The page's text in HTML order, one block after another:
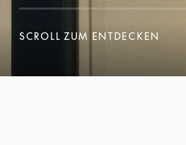
SCROLL ZUM ENTDECKEN